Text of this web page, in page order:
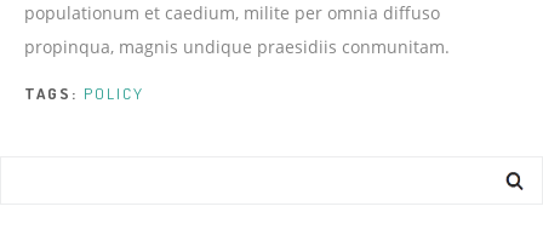
populationum et caedium, milite per omnia diffuso
propinqua, magnis undique praesidiis conmunitam.
TAGS: POLICY